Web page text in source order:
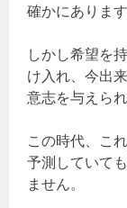
確かにあります
しかし希望を
け入れ、今出
意志を与えら
この時代、こ
予測していて
ません。